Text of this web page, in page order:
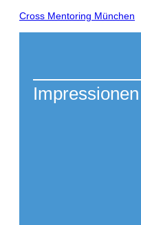
Cross Mentoring München
Impressionen